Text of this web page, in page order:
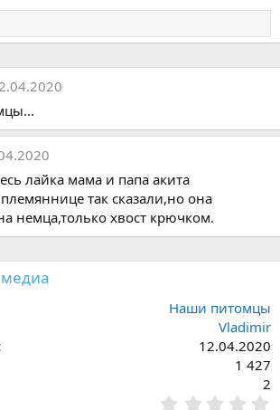
лайка мама и папа акита
так сказали,но она
немца,только хвост крючком.
Наши питомцы
Vladimir
12.04.2020
1 427
2